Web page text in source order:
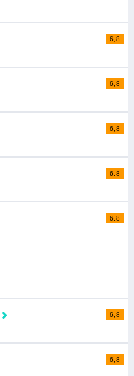
6,8
6,8
6,8
6,8
6,8
6,8
6,8